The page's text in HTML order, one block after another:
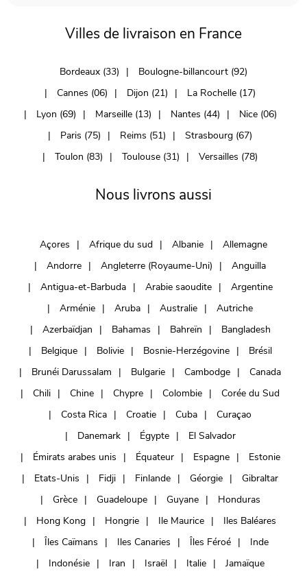
Villes de livraison en France
Bordeaux (33)
Boulogne-billancourt (92)
Cannes (06)
Dijon (21)
La Rochelle (17)
Lyon (69)
Marseille (13) Nantes (44)
Nice (06)
Paris (75)
Reims (51)
Strasbourg (67)
Toulon (83)
Toulouse (31) Versailles (78)
Nous livrons aussi
Açores Afrique du sud Albanie
Allemagne
Andorre
Angleterre (Royaume-Uni)
Anguilla
Antigua-et-Barbuda
Arabie saoudite
Argentine
Arménie
Aruba Australie
Autriche
Azerbaïdjan
Bahamas Bahreïn
Bangladesh
Belgique
Bolivie Bosnie-Herzégovine
Brésil
Brunéi Darussalam
Bulgarie Cambodge
Canada
Chili
Chine Chypre Colombie
Corée du Sud
Costa Rica
Croatie Cuba
Curaçao
Danemark
Égypte
El Salvador
Émirats arabes unis
Équateur Espagne
Estonie
Etats-Unis
Fidji Finlande Géorgie
Gibraltar
Grèce
Guadeloupe Guyane
Honduras
Hong Kong
Hongrie Ile Maurice
Iles Baléares
Îles Caïmans
Iles Canaries Îles Féroé
Inde
Indonésie
Iran Israël Italie
Jamaïque